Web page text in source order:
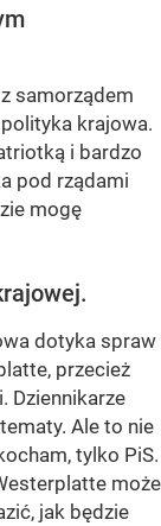
samorządem
krajowa.
i bardzo
pod rządami
mogę
dotyka spraw
przecież
Dziennikarze
Ale to nie
tylko PiS.
może
jak będzie